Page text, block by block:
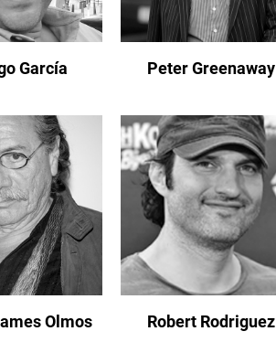
García Peter Greenaway
Olmos Robert Rodriguez